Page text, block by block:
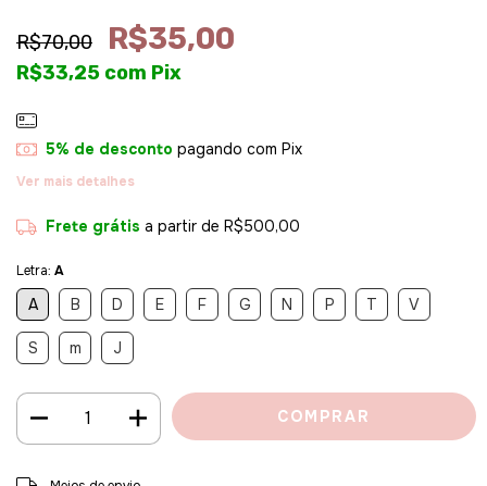
R$70,00 R$35,00
R$33,25 com Pix
5% de desconto pagando com Pix
Ver mais detalhes
Frete grátis a partir de R$500,00
Letra: A
A B D E F G N P T V
S m J
Entregas para o CEP: